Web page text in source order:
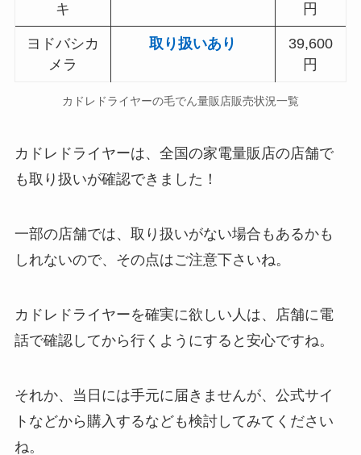
キ
円
ヨドバシカ
メラ
取り扱いあり
39,600
円
カドレドライヤーの毛でん量販店販売状況一覧
カドレドライヤーは、全国の家電量販店の店舗で
も取り扱いが確認できました！
一部の店舗では、取り扱いがない場合もあるかも
しれないので、その点はご注意下さいね。
カドレドライヤーを確実に欲しい人は、店舗に電
話で確認してから行くようにすると安心ですね。
それか、当日には手元に届きませんが、公式サイ
トなどから購入するなども検討してみてください
ね。